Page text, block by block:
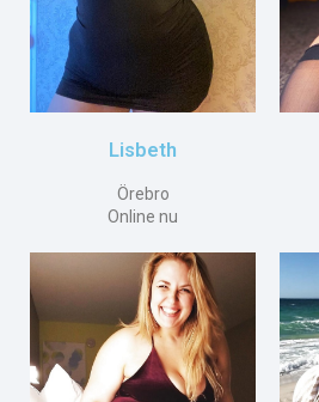
Lisbeth
Örebro
Online nu